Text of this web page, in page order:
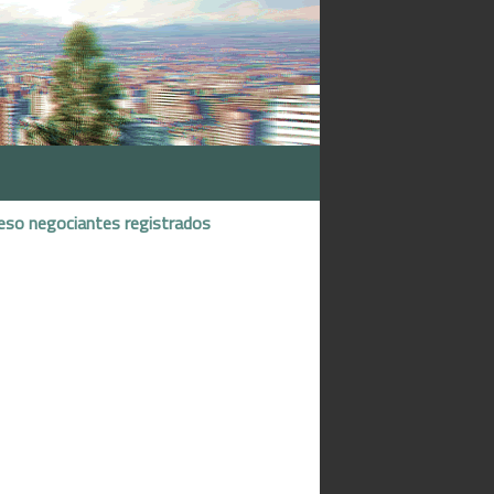
negociantes registrados